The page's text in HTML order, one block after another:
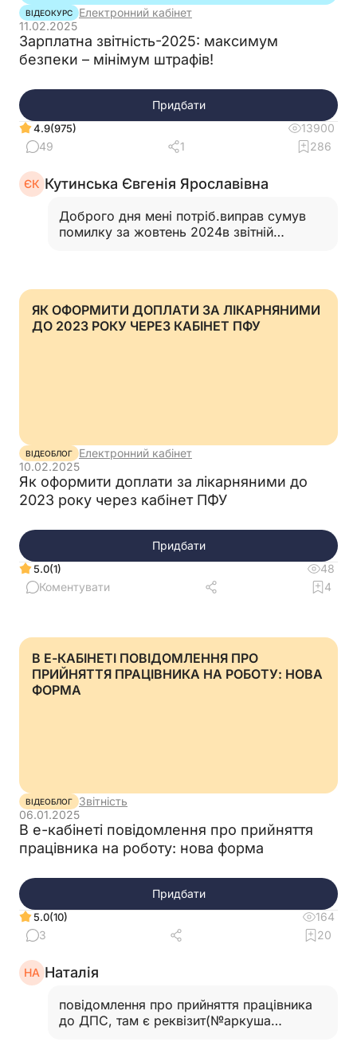
ВІДЕОКУРС
Електронний кабінет
11.02.2025
Зарплатна звітність-2025: максимум
безпеки – мінімум штрафів!
Придбати
4.9(975)
13900
49
1 286
ЄК Кутинська Євгенія Ярославівна
Доброго дня мені потріб.виправ сумув
помилку за жовтень 2024в звітній
відпрацьовано 21день-різниця зарпл
2852,18 ЄСВ=627,48 ПДФО=513,39
Дякую…Читати відповідь
ЯК ОФОРМИТИ ДОПЛАТИ ЗА ЛІКАРНЯНИМИ
ДО 2023 РОКУ ЧЕРЕЗ КАБІНЕТ ПФУ
ВІДЕОБЛОГ
Електронний кабінет
10.02.2025
Як оформити доплати за лікарняними до
2023 року через кабінет ПФУ
Придбати
5.0(1)
48
Коментувати
4
В Е-КАБІНЕТІ ПОВІДОМЛЕННЯ ПРО
ПРИЙНЯТТЯ ПРАЦІВНИКА НА РОБОТУ: НОВА
ФОРМА
ВІДЕОБЛОГ
Звітність
06.01.2025
В е-кабінеті повідомлення про прийняття
працівника на роботу: нова форма
Придбати
5.0(10)
164
3
20
НА Наталія
повідомлення про прийняття працівника
до ДПС, там є реквізит(№аркуша